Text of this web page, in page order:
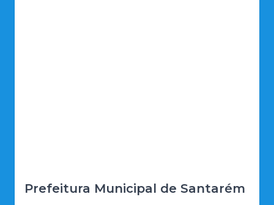
Prefeitura Municipal de Santarém